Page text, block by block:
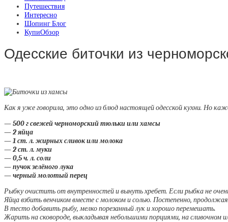
Путешествия
Интересно
Шопинг Блог
КупиОбзор
Одесские биточки из
Как я уже говорила, это одно из блюд настоящей одесской кухни. Но
— 500 г свежей черноморский тюльки или хамсы
— 2 яйца
— 1 ст. л. жирных сливок или молока
— 2 ст. л. муки
— 0,5 ч. л. соли
— пучок зелёного лука
— черный молотый перец
Рыбку очистить от внутренностей и вынуть хребет. Если рыбка не
Яйца взбить венчиком вместе с молоком и солью. Постепенно,
В тесто добавить рыбу, мелко порезанный лук и хорошо перемешать.
Жарить на сковороде, выкладывая небольшими порциями, на сливочном